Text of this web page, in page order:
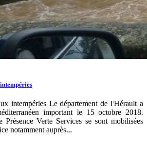
intempéries Le département de l'Hérault a
important le 15 octobre 2018.
Présence Verte Services se sont mobilisées
notamment auprès...